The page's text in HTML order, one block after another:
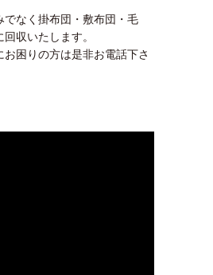
でなく掛布団・敷布団・毛
収いたします。
困りの方は是非お電話下さ